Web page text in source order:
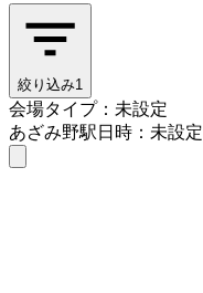
絞り込み1
会場タイプ：未設定
あざみ野駅日時：未設定